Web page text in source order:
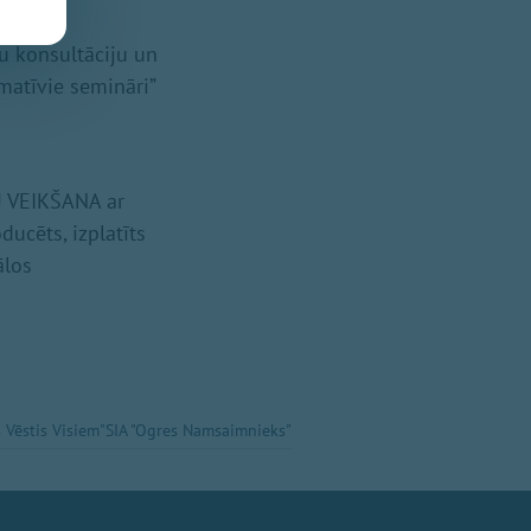
konsultāciju un
semināri”
VEIKŠANA ar
izplatīts
Vēstis Visiem"SIA "Ogres Namsaimnieks"